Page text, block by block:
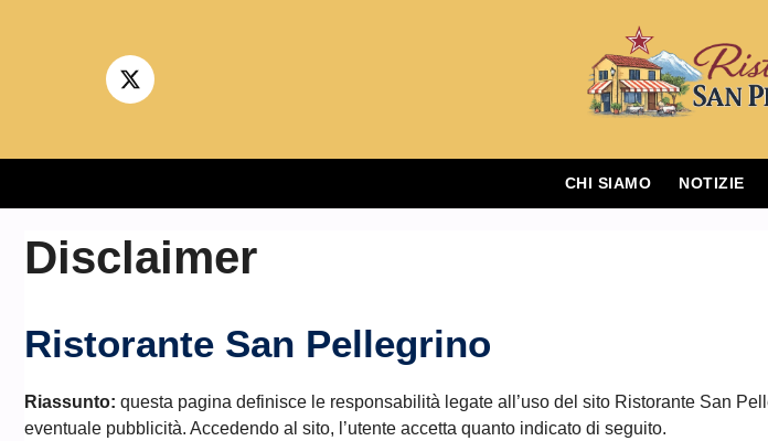
CHI SIAMO NOTIZIE
Disclaimer
Ristorante San Pellegrino
Riassunto: questa pagina definisce le responsabilità legate all’uso del sito Ristorante San
eventuale pubblicità. Accedendo al sito, l’utente accetta quanto indicato di seguito.